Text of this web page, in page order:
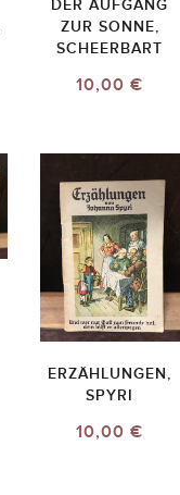
DER AUFGANG
ZUR SONNE,
SCHEERBART
10,00 €
ERZÄHLUNGEN,
SPYRI
10,00 €